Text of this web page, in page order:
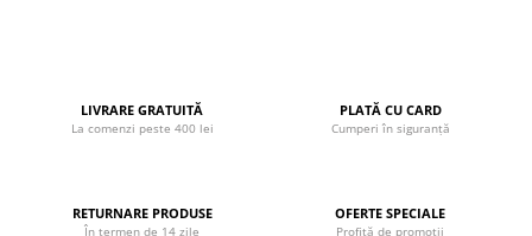
MillaMinisLIVRARE GRATUITĂ
La comenzi peste 400 lei
PLATĂ CU CARD
Cumperi în siguranță
RETURNARE PRODUSE
În termen de 14 zile
OFERTE SPECIALE
Profită de promoții